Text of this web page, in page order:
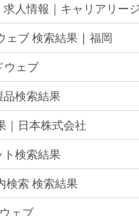
人情報｜キャリアリー
ェブ 検索結果 | 福岡
ウェブ
品検索結果
｜日本株式会社
検索結果
検索 検索結果
ェブ